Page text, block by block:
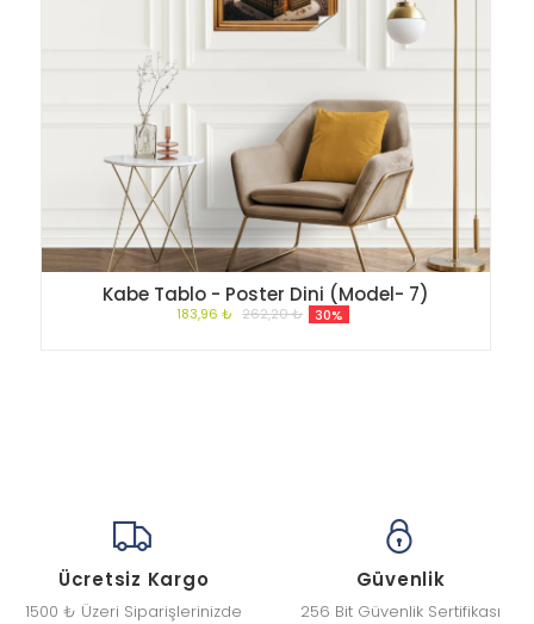
Kabe Tablo - Poster Dini (Model- 7)
183,96 ₺ 262,20 ₺ 30%
Ücretsiz Kargo
1500 ₺ Üzeri Siparişlerinizde
Güvenlik
256 Bit Güvenlik Sertifikası